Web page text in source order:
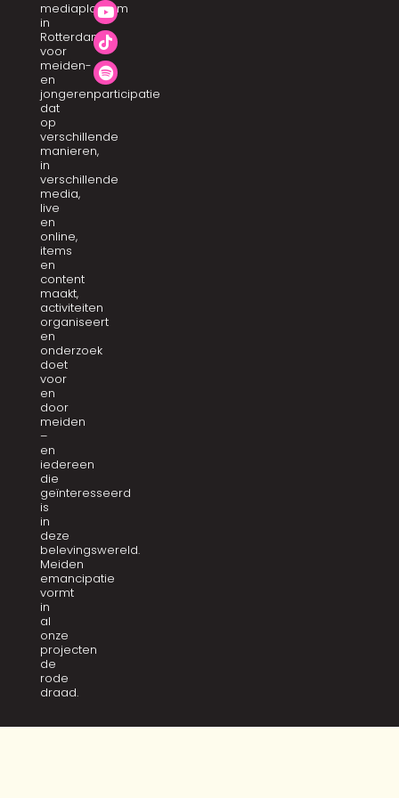
mediaplatform
in
Rotterdam
voor
meiden-
en
jongerenparticipatie
dat
op
verschillende
manieren,
in
verschillende
media,
live
en
online,
items
en
content
maakt,
activiteiten
organiseert
en
onderzoek
doet
voor
en
door
meiden
–
en
iedereen
die
geïnteresseerd
is
in
deze
belevingswereld.
Meiden
emancipatie
vormt
in
al
onze
projecten
de
rode
draad.